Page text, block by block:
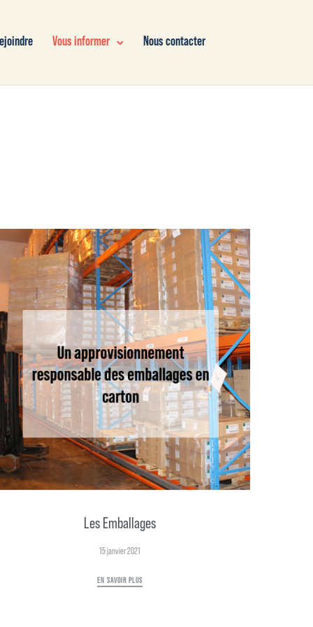
Vous informer Nous contacter
Les Emballages
15 janvier 2021
EN SAVOIR PLUS